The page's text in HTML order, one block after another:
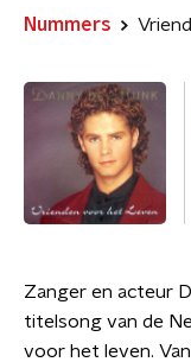
Nummers
Zanger en acteur
titelsong van de
voor het leven.